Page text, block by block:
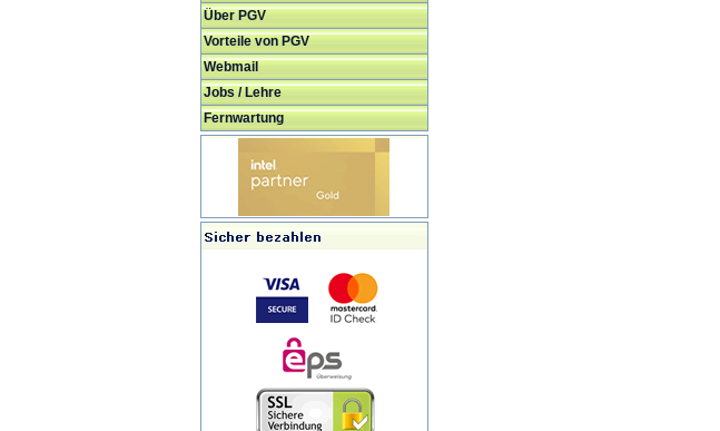
Über PGV
Vorteile von PGV
Webmail
Jobs / Lehre
Fernwartung